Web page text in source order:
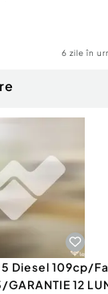
6 zile în
Diesel 109cp/
12